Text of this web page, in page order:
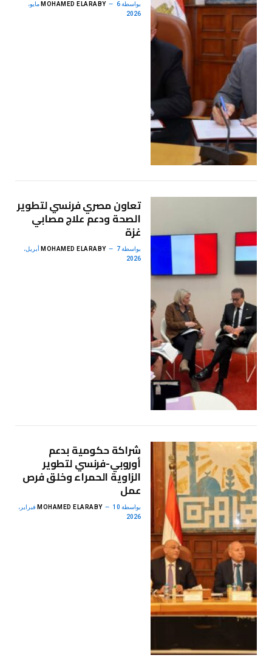
بواسطة MOHAMED ELARABY 6 مايو،
2026
تعاون مصري فرنسي لتطوير
الصحة ودعم علاج مصابي
غزة
بواسطة MOHAMED ELARABY 7 أبريل،
2026
شراكة حكومية بدعم
أوروبي-فرنسي لتطوير
الزاوية الحمراء وخلق فرص
عمل
بواسطة MOHAMED ELARABY 10 فبراير،
2026